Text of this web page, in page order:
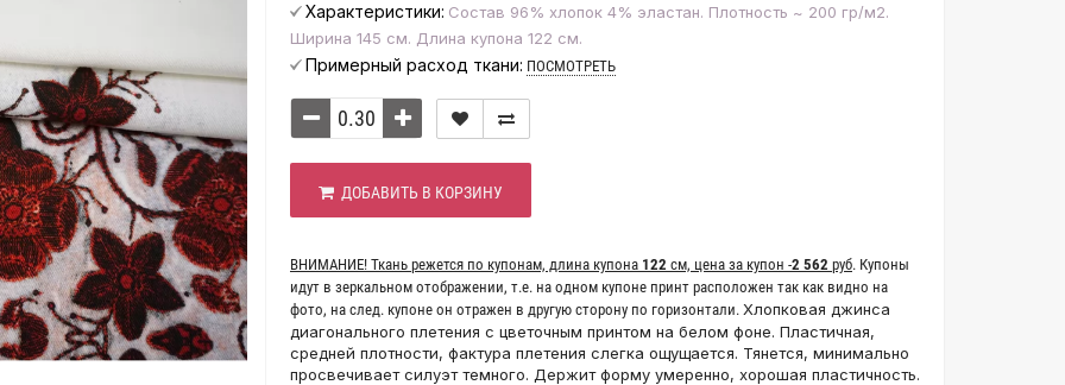
Характеристики: Состав 96% хлопок 4% эластан. Плотность ~ 200 гр/м2.
Ширина 145 см. Длина купона 122 см.
Примерный расход ткани: ПОСМОТРЕТЬ
ДОБАВИТЬ В КОРЗИНУ
ВНИМАНИЕ! Ткань режется по купонам, длина купона 122 см, цена за купон -2 562‬ руб. Купоны
идут в зеркальном отображении, т.е. на одном купоне принт расположен так как видно на
фото, на след. купоне он отражен в другую сторону по горизонтали. Хлопковая джинса
диагонального плетения с цветочным принтом на белом фоне. Пластичная,
средней плотности, фактура плетения слегка ощущается. Тянется, минимально
просвечивает силуэт темного. Держит форму умеренно, хорошая пластичность.